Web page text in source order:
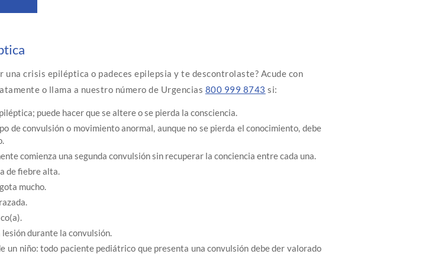
una crisis epiléptica o padeces epilepsia y te descontrolaste? Acude con
o llama a nuestro número de Urgencias 800 999 8743 si:
puede hacer que se altere o se pierda la consciencia.
de convulsión o movimiento anormal, aunque no se pierda el conocimiento, debe
comienza una segunda convulsión sin recuperar la conciencia entre cada una.
de fiebre alta.
mucho.
durante la convulsión.
un niño: todo paciente pediátrico que presenta una convulsión debe der valorado